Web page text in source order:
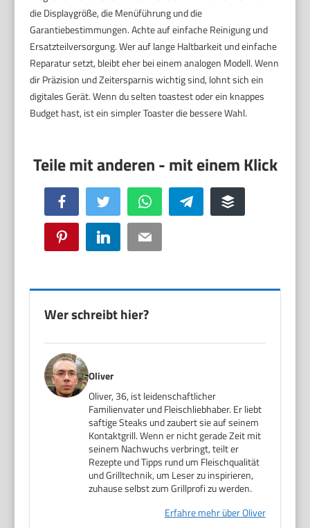
die Displaygröße, die Menüführung und die
Garantiebestimmungen. Achte auf einfache Reinigung und
Ersatzteilversorgung. Wer auf lange Haltbarkeit und einfache
Reparatur setzt, bleibt eher bei einem analogen Modell. Wenn
dir Präzision und Zeitersparnis wichtig sind, lohnt sich ein
digitales Gerät. Wenn du selten toastest oder ein knappes
Budget hast, ist ein simpler Toaster die bessere Wahl.
Facebook Twitter WhatsApp Telegram Buffer
Pinterest LinkedIn Email
Wer schreibt hier?
Oliver
Oliver, 36, ist leidenschaftlicher
Familienvater und Fleischliebhaber. Er liebt
saftige Steaks und zaubert sie auf seinem
Kontaktgrill. Wenn er nicht gerade Zeit mit
seinem Nachwuchs verbringt, teilt er
Rezepte und Tipps rund um Fleischqualität
und Grilltechnik, um Leser zu inspirieren,
zuhause selbst zum Grillprofi zu werden.
Erfahre mehr über Oliver